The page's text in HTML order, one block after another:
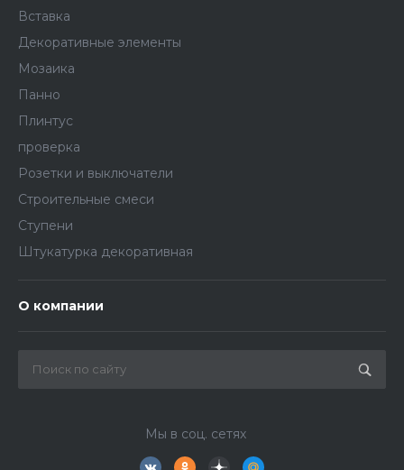
Вставка
Декоративные элементы
Мозаика
Панно
Плинтус
проверка
Розетки и выключатели
Строительные смеси
Ступени
Штукатурка декоративная
О компании
Мы в соц. сетях